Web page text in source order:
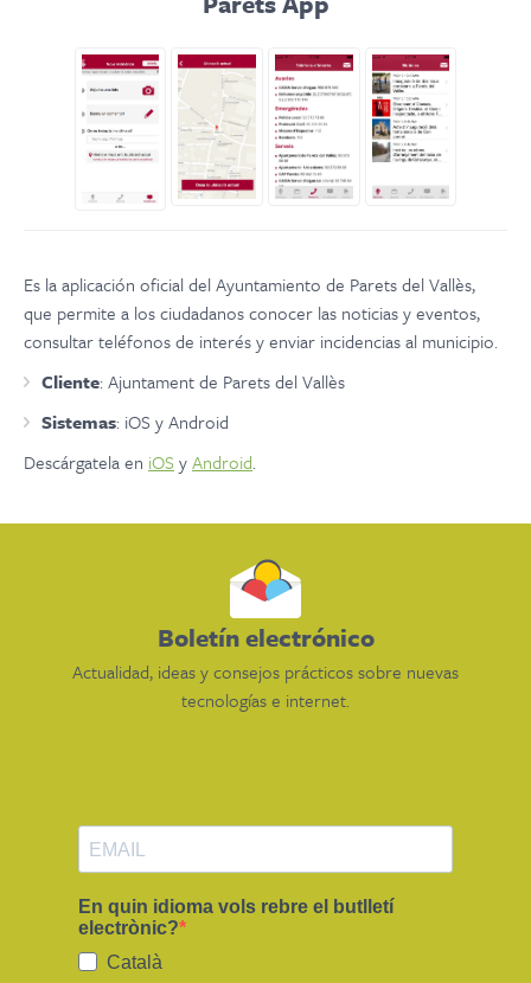
Es la aplicación oficial del Ayuntamiento de Parets del Vallès,
que permite a los ciudadanos conocer las noticias y eventos,
consultar teléfonos de interés y enviar incidencias al municipio.
Cliente: Ajuntament de Parets del Vallès
Sistemas: iOS y Android
Descárgatela en iOS yAndroid.
Boletín electrónico
Actualidad, ideas y consejos prácticos sobre nuevas
tecnologías e internet.